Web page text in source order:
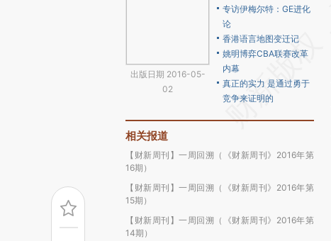
出版日期 2016-05-
02
专访伊梅尔特：GE进化
论
香港语言地图变迁记
姚明博弈CBA联赛改革
内幕
真正的实力 是通过勇于
竞争来证明的
相关报道
【财新周刊】一周回溯（《财新周刊》2016年第
16期）
【财新周刊】一周回溯（《财新周刊》2016年第
15期）
【财新周刊】一周回溯（《财新周刊》2016年第
14期）